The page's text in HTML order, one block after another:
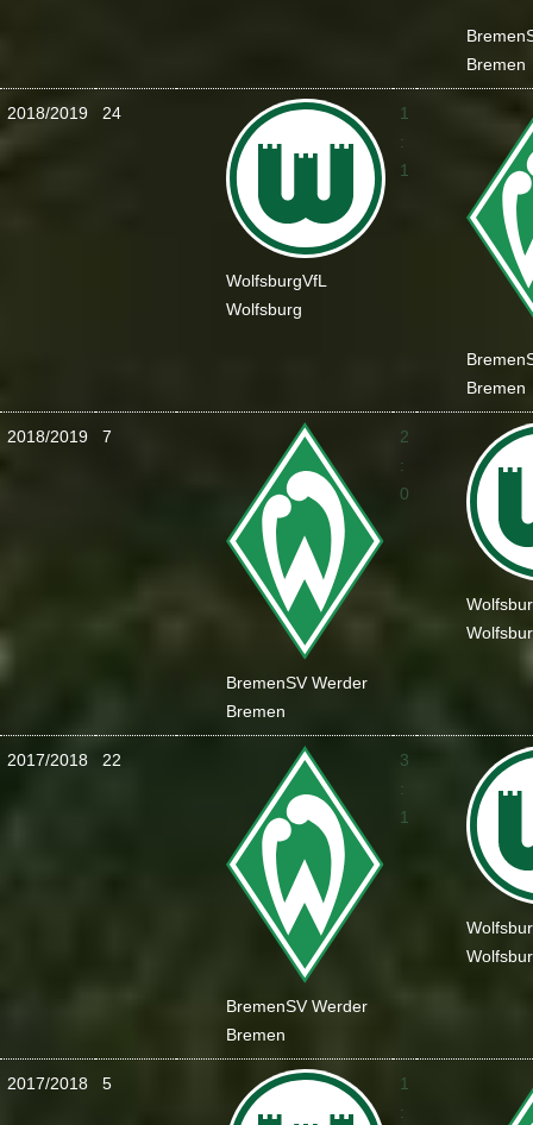
Bremen
Bremen
2018/2019 24
WolfsburgVfL
Wolfsburg
1
:
1
Bremen
Bremen
2018/2019 7
BremenSV Werder
Bremen
2
:
0
2017/2018 22
BremenSV Werder
Bremen
3
:
1
2017/2018 5
1
: